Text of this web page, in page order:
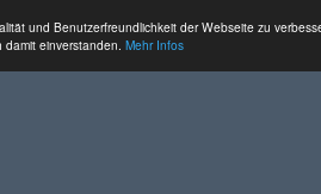
und Benutzerfreundlichkeit der Webseite zu
damit einverstanden. Mehr Infos